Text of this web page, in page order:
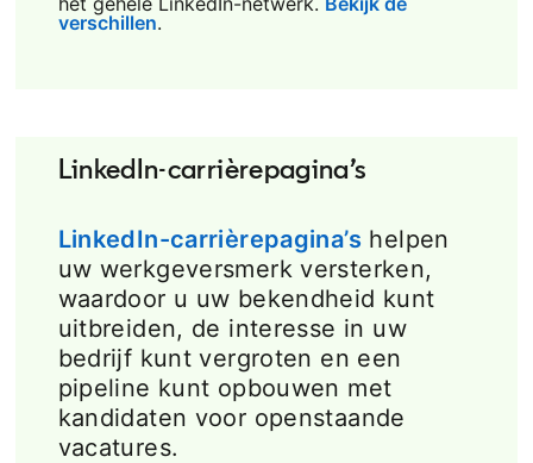
verschillenopens in a new tab
.
LinkedIn-carrièrepagina’s
LinkedIn-carrièrepagina’s helpen
uw werkgeversmerk versterken,
waardoor u uw bekendheid kunt
uitbreiden, de interesse in uw
bedrijf kunt vergroten en een
pipeline kunt opbouwen met
kandidaten voor openstaande
vacatures.